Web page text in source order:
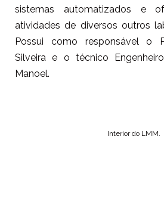
sistemas automatizados e
atividades de diversos outros
Possui como responsável o
Silveira e o técnico
Manoel.
Interior do LMM.